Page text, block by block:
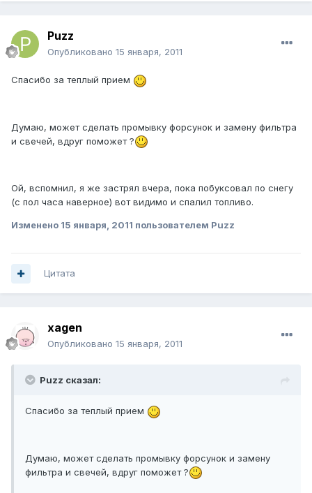
Puzz
Опубликовано 15 января, 2011
Спасибо за теплый прием
Думаю, может сделать промывку форсунок и замену фильтра
и свечей, вдруг поможет ?
Ой, вспомнил, я же застрял вчера, пока побуксовал по снегу
(с пол часа наверное) вот видимо и спалил топливо.
Изменено 15 января, 2011 пользователем Puzz
Цитата
xagen
Опубликовано 15 января, 2011
Puzz сказал:
Спасибо за теплый прием
Думаю, может сделать промывку форсунок и замену
фильтра и свечей, вдруг поможет ?